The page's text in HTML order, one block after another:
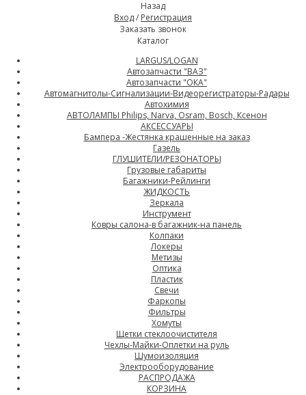
Назад
Вход/ Регистрация
Заказать звонок
Каталог
LARGUS/LOGAN
Автозапчасти "ВАЗ"
Автозапчасти "ОКА"
Автомагнитолы-Сигнализации-Видеорегистраторы-Радары
Автохимия
АВТОЛАМПЫ Philips, Narva, Osram, Bosch, Ксенон
АКСЕССУАРЫ
Бампера -Жестянка крашенные на заказ
Газель
ГЛУШИТЕЛИ/РЕЗОНАТОРЫ
Грузовые габариты
Багажники-Рейлинги
ЖИДКОСТЬ
Зеркала
Инструмент
Ковры салона-в багажник-на панель
Колпаки
Локеры
Метизы
Оптика
Пластик
Свечи
Фаркопы
Фильтры
Хомуты
Щетки стеклоочистителя
Чехлы-Майки-Оплетки на руль
Шумоизоляция
Электрооборудование
РАСПРОДАЖА
КОРЗИНА